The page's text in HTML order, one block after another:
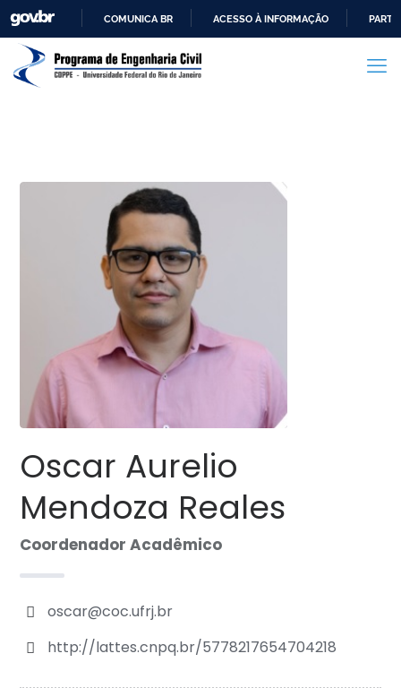
PARA
COMUNICA BR ACESSO À INFORMAÇÃO
Oscar Aurelio
Mendoza Reales
Coordenador Acadêmico
oscar@coc.ufrj.br
http://lattes.cnpq.br/5778217654704218